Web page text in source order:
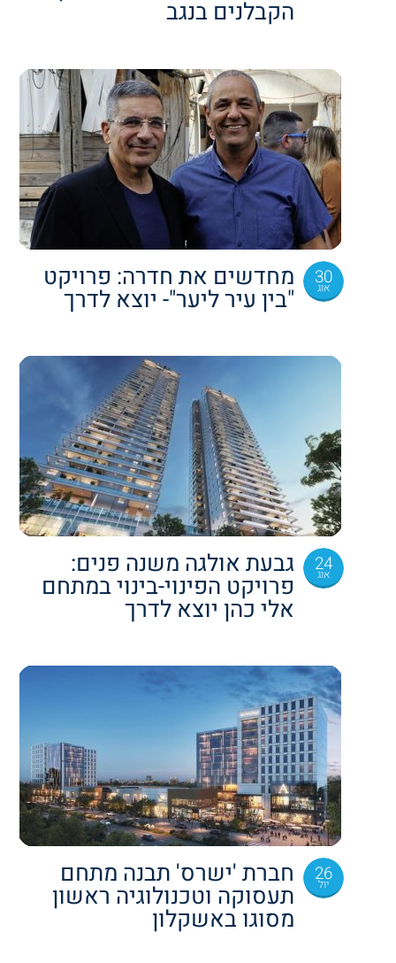
הקבלנים בנגב
30
אוג מחדשים את חדרה: פרויקט
"בין עיר ליער"- יוצא לדרך
24
אוג גבעת אולגה משנה פנים:
פרויקט הפינוי-בינוי במתחם
אלי כהן יוצא לדרך
26
יול חברת 'ישרס' תבנה מתחם
תעסוקה וטכנולוגיה ראשון
מסוגו באשקלון